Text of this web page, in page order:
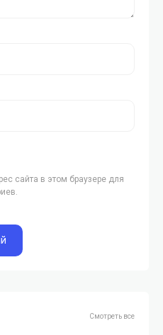
сайта в этом браузере для
Смотреть все